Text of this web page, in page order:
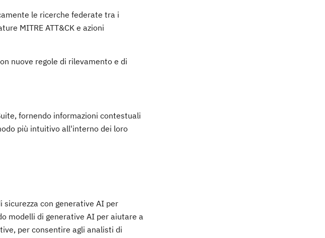
le ricerche federate tra i
MITRE ATT&CK e azioni
nuove regole di rilevamento e di
fornendo informazioni contestuali
più intuitivo all'interno dei loro
con generative AI per
modelli di generative AI per aiutare a
per consentire agli analisti di